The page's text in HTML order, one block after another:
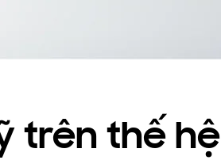
trên thế hệ